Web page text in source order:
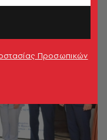
Προσωπικών